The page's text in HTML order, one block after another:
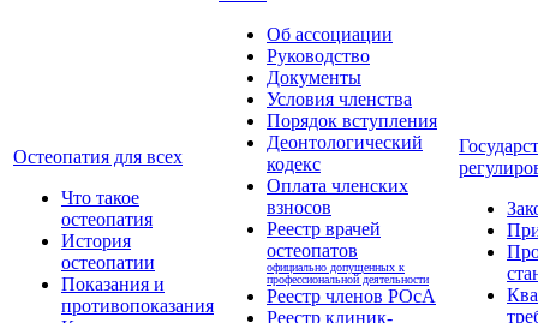
Остеопатия для всех
Что такое
остеопатия
История
остеопатии
Показания и
противопоказания
Об ассоциации
Руководство
Документы
Условия членства
Порядок вступления
Деонтологический
кодекс
Оплата членских
взносов
Реестр врачей
остеопатов
официально допущенных к
профессиональной деятельности
Реестр членов РОсА
Реестр клиник-